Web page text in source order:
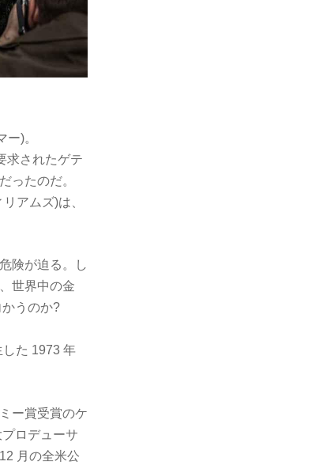
)。
求されたゲテ
ったのだ。
アムズ)は、
険が迫る。し
世界中の金
うのか?
た 1973 年
ー賞受賞のケ
ロデューサ
月の全米公